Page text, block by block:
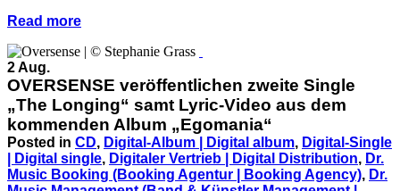
Read more
2 Aug.
OVERSENSE veröffentlichen zweite Single
„The Longing“ samt Lyric-Video aus dem
kommenden Album „Egomania“
Posted in CD, Digital-Album | Digital album, Digital-Single
| Digital single, Digitaler Vertrieb | Digital Distribution, Dr.
Music Booking (Booking Agentur | Booking Agency), Dr.